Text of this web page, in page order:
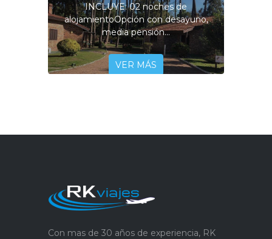
INCLUYE: 02 noches de
alojamientoOpción con desayuno,
media pensión...
VER MÁS
Con mas de 30 años de experiencia, RK